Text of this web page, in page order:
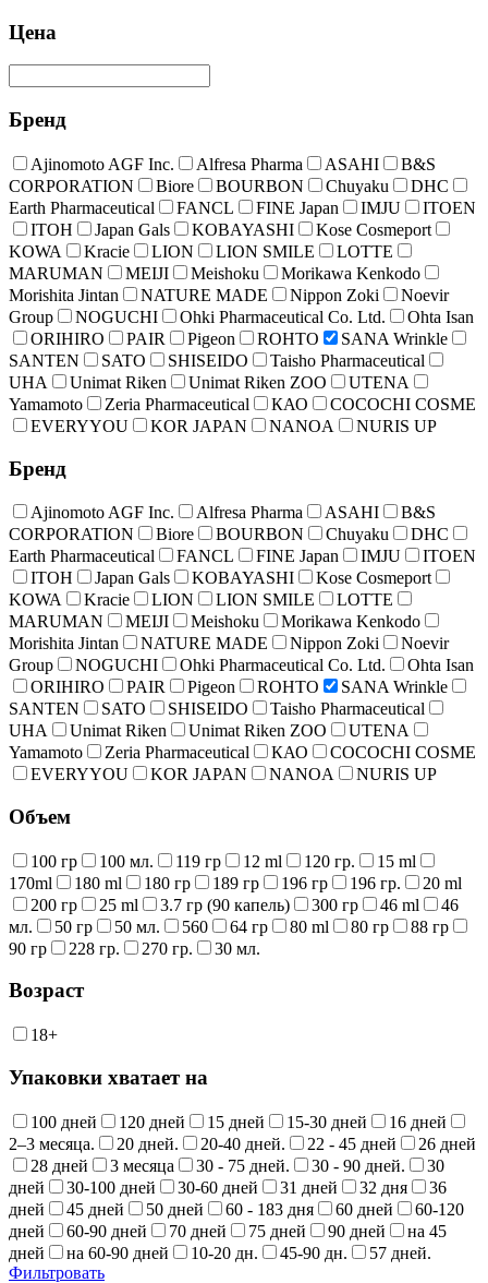
Цена
Бренд
Ajinomoto AGF Inc. Alfresa Pharma ASAHI
B&S
CORPORATION
Biore BOURBON Chuyaku
DHC
Earth Pharmaceutical
FANCL FINE Japan IMJU
ITOEN
ITOH
Japan Gals KOBAYASHI
Kose Cosmeport
KOWA
Kracie LION LION SMILE
LOTTE
MARUMAN
MEIJI Meishoku
Morikawa Kenkodo
Morishita Jintan
NATURE MADE Nippon Zoki
Noevir
Group
NOGUCHI Ohki Pharmaceutical Co. Ltd.
Ohta Isan
ORIHIRO
PAIR Pigeon ROHTO
SANA Wrinkle
SANTEN
SATO SHISEIDO
Taisho Pharmaceutical
UHA
Unimat Riken Unimat Riken ZOO
UTENA
Yamamoto
Zeria Pharmaceutical КАО
COCOCHI COSME
EVERYYOU
KOR JAPAN NANOA NURIS UP
Бренд
Ajinomoto AGF Inc. Alfresa Pharma ASAHI
B&S
CORPORATION
Biore BOURBON Chuyaku
DHC
Earth Pharmaceutical
FANCL FINE Japan IMJU
ITOEN
ITOH
Japan Gals KOBAYASHI
Kose Cosmeport
KOWA
Kracie LION LION SMILE
LOTTE
MARUMAN
MEIJI Meishoku
Morikawa Kenkodo
Morishita Jintan
NATURE MADE Nippon Zoki
Noevir
Group
NOGUCHI Ohki Pharmaceutical Co. Ltd.
Ohta Isan
ORIHIRO
PAIR Pigeon ROHTO
SANA Wrinkle
SANTEN
SATO SHISEIDO
Taisho Pharmaceutical
UHA
Unimat Riken Unimat Riken ZOO
UTENA
Yamamoto
Zeria Pharmaceutical КАО
COCOCHI COSME
EVERYYOU
KOR JAPAN NANOA NURIS UP
Объем
100 гр 100 мл. 119 гр 12 ml 120 гр.
15 ml
170ml
180 ml 180 гр 189 гр 196 гр 196 гр.
20 ml
200 гр
25 ml 3.7 гр (90 капель) 300 гр 46 ml
46
мл.
50 гр 50 мл. 560 64 гр 80 ml 80 гр
88 гр
90 гр
228 гр. 270 гр. 30 мл.
Возраст
18+
Упаковки хватает на
100 дней 120 дней 15 дней 15-30 дней
16 дней
2–3 месяца.
20 дней. 20-40 дней. 22 - 45 дней
26 дней
28 дней
3 месяца 30 - 75 дней. 30 - 90 дней.
30
дней
30-100 дней 30-60 дней 31 дней 32 дня
36
дней
45 дней 50 дней 60 - 183 дня 60 дней
60-120
дней
60-90 дней 70 дней 75 дней 90 дней
на 45
дней
на 60-90 дней 10-20 дн. 45-90 дн.
57 дней.
Фильтровать